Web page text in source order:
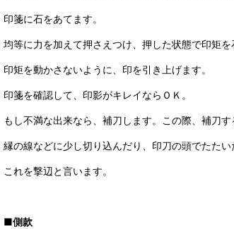
印箋に石をあてます。
均等に力を加えて押さえつけ、押した状態で印矩を
印矩を動かさないように、印を引き上げます。
印箋を確認して、印影がキレイならＯＫ。
もし不満な出来なら、補刀します。この際、補刀
縁の線などに少し切り込んだり、印刀の頭でたた
これを撃辺と言います。
■側款